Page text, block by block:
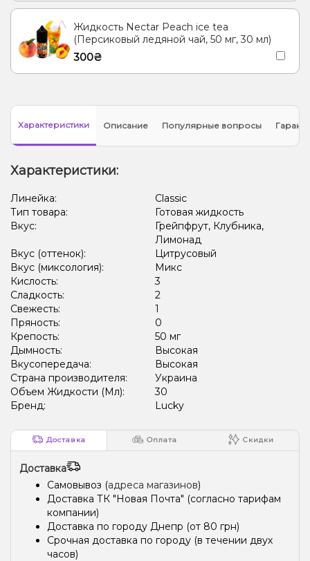
Жидкость Nectar Peach ice tea
(Персиковый ледяной чай, 50 мг, 30 мл)
300₴
Характеристики Описание Популярные вопросы
Характеристики:
Линейка:
Classic
Тип товара:
Готовая жидкость
Вкус:
Грейпфрут, Клубника,
Лимонад
Вкус (оттенок):
Цитрусовый
Вкус (миксология):
Микс
Кислость:
3
Сладкость:
2
Свежесть:
1
Пряность:
0
Крепость:
50 мг
Дымность:
Высокая
Вкусопередача:
Высокая
Страна производителя:
Украина
Объем Жидкости (Мл):
30
Бренд:
Lucky
Доставка Оплата Скидки
Доставка
Самовывоз (адреса магазинов)
Доставка ТК "Новая Почта" (согласно тарифам
компании)
Доставка по городу Днепр (от 80 грн)
Срочная доставка по городу (в течении двух
часов)